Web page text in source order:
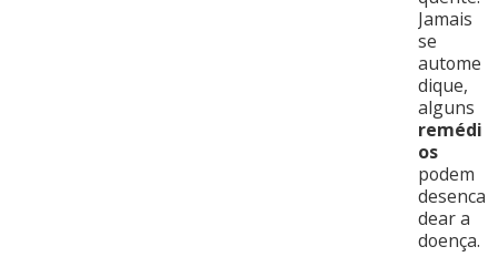
Jamais
se
autome
dique,
alguns
remédi
os
podem
desenca
dear a
doença.